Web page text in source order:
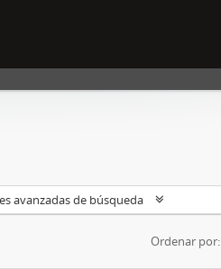
avanzadas de búsqueda
Ordenar por: